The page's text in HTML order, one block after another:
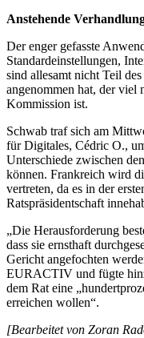
Anstehende
Der enger gefasste
Standardeinstellungen,
sind allesamt nicht Teil
angenommen hat, der viel
Kommission ist.
Schwab traf sich am
für Digitales, Cédric O.,
Unterschiede zwischen
können. Frankreich wird
vertreten, da es in der
Ratspräsidentschaft
„Die Herausforderung
dass sie ernsthaft
Gericht angefochten
EURACTIV und fügte
dem Rat eine
erreichen wollen“.
[Bearbeitet von Zoran